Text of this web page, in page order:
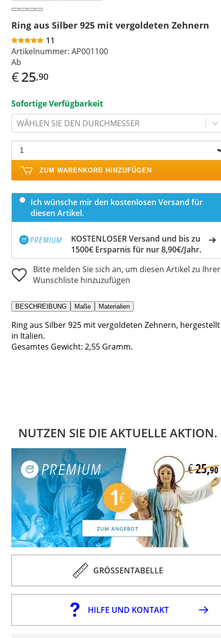
Ring aus Silber 925 mit vergoldeten Zehnern
11
Artikelnummer: AP001100
Ab
€25,90
Sofortige Verfügbarkeit
WÄHLEN SIE DEN DURCHMESSER
ZUM WARENKORB HINZUFÜGEN
Ich wünsche mir den kostenlosen Versand für
diesen Artikel.
KOSTENLOSER Versand und bis zu
1500€ Ersparnis für nur 8,90€/Jahr.
Bitte melden Sie sich an, um diesen Artikel zu Ihrer
Wunschliste hinzuzufügen
BESCHREIBUNG Maße Materialien
Ring aus Silber 925 mit vergoldeten Zehnern, hergestellt
in Italien.
Gesamtes Gewicht: 2,55 Gramm.
NUTZEN SIE DIE AKTUELLE AKTION.
GRÖSSENTABELLE
HILFE UND KONTAKT